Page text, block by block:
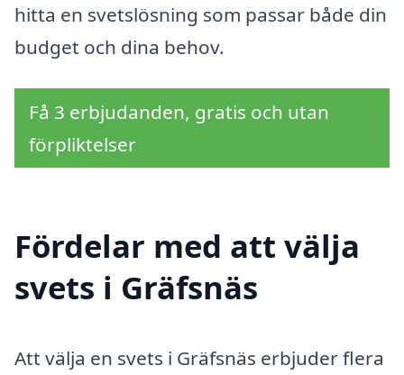
hitta en svetslösning som passar både din
budget och dina behov.
Få 3 erbjudanden, gratis och utan
förpliktelser
Fördelar med att välja
svets i Gräfsnäs
Att välja en svets i Gräfsnäs erbjuder flera